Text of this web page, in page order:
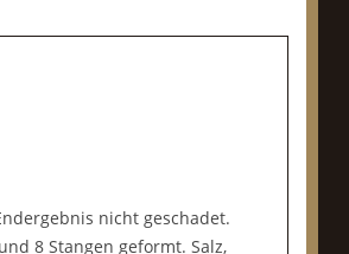
nicht geschadet.
8 Stangen geformt. Salz,